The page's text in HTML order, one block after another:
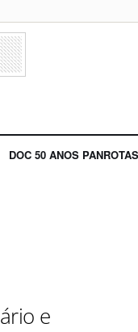
DOC 50 ANOS PANROTAS
e